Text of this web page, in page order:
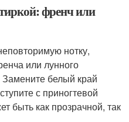
френч или
нотку,
или лунного
белый край
с приногтевой
быть как прозрачной, так